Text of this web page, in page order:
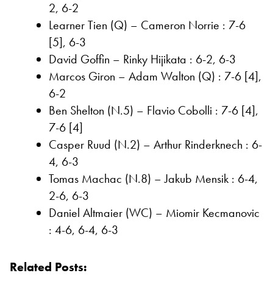
2, 6-2
Learner Tien (Q) – Cameron Norrie : 7-6
[5], 6-3
David Goffin – Rinky Hijikata : 6-2, 6-3
Marcos Giron – Adam Walton (Q) : 7-6 [4],
6-2
Ben Shelton (N.5) – Flavio Cobolli : 7-6 [4],
7-6 [4]
Casper Ruud (N.2) – Arthur Rinderknech : 6-
4, 6-3
Tomas Machac (N.8) – Jakub Mensik : 6-4,
2-6, 6-3
Daniel Altmaier (WC) – Miomir Kecmanovic
: 4-6, 6-4, 6-3
Related Posts: